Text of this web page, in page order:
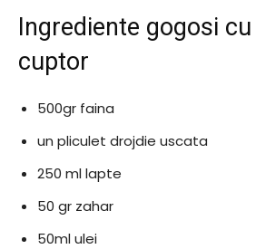
Ingrediente gogosi
cuptor
500gr faina
un pliculet drojdie uscata
250 ml lapte
50 gr zahar
50ml ulei